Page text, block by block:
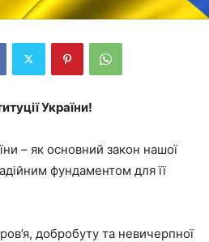
України!
– як основний закон нашої
фундаментом для її
добробуту та невичерпної